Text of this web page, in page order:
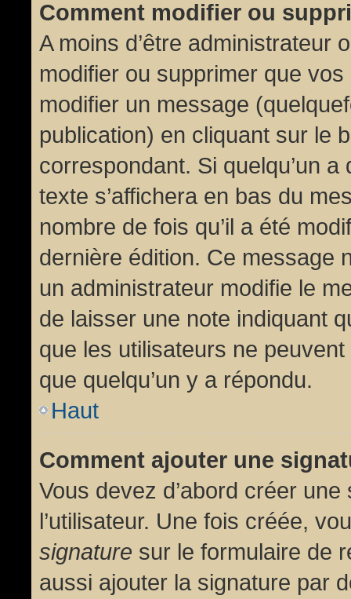
Comment modifier ou
A moins d’être administrateur
modifier ou supprimer que
modifier un message
publication) en cliquant sur le
correspondant. Si quelqu’un
texte s’affichera en bas du
nombre de fois qu’il a été
dernière édition. Ce message
un administrateur modifie le
de laisser une note indiquant
que les utilisateurs ne
que quelqu’un y a répondu.
Haut
Comment ajouter une
Vous devez d’abord créer
l’utilisateur. Une fois créée,
signature sur le formulaire de
aussi ajouter la signature par